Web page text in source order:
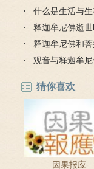
穷的苦海
什么是生活与
释迦牟尼佛逝
释迦牟尼佛和
观音与释迦牟
猜你喜欢
因果报应